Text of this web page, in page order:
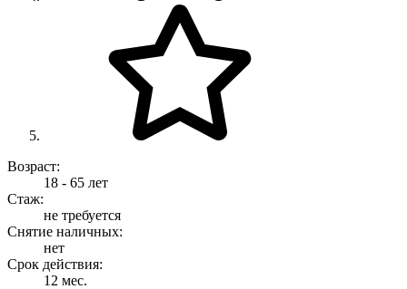
Возраст:
18 - 65 лет
Стаж:
не требуется
Снятие наличных:
нет
Срок действия:
12 мес.